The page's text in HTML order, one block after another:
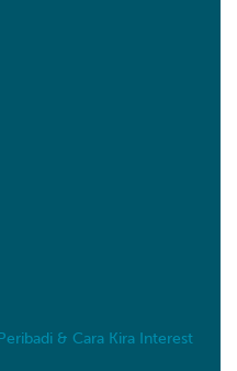
& Cara Kira Interest